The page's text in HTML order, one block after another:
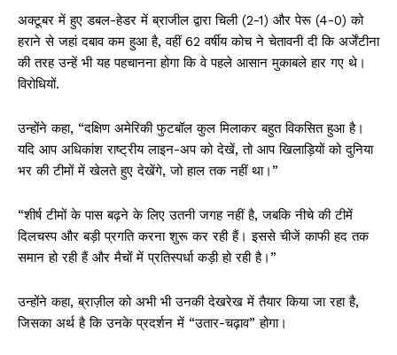
अक्टूबर में हुए डबल-हेडर में ब्राजील द्वारा चिली (2-1) और पेरू (4-0) को
हराने से जहां दबाव कम हुआ है, वहीं 62 वर्षीय कोच ने चेतावनी दी कि अर्जेंटीना
की तरह उन्हें भी यह पहचानना होगा कि वे पहले आसान मुकाबले हार गए थे।
विरोधियों.
उन्होंने कहा, “दक्षिण अमेरिकी फुटबॉल कुल मिलाकर बहुत विकसित हुआ है।
यदि आप अधिकांश राष्ट्रीय लाइन-अप को देखें, तो आप खिलाड़ियों को दुनिया
भर की टीमों में खेलते हुए देखेंगे, जो हाल तक नहीं था।”
“शीर्ष टीमों के पास बढ़ने के लिए उतनी जगह नहीं है, जबकि नीचे की टीमें
दिलचस्प और बड़ी प्रगति करना शुरू कर रही हैं। इससे चीजें काफी हद तक
समान हो रही हैं और मैचों में प्रतिस्पर्धा कड़ी हो रही है।”
उन्होंने कहा, ब्राज़ील को अभी भी उनकी देखरेख में तैयार किया जा रहा है,
जिसका अर्थ है कि उनके प्रदर्शन में “उतार-चढ़ाव” होगा।